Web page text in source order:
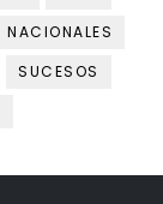
NACIONALES
SUCESOS